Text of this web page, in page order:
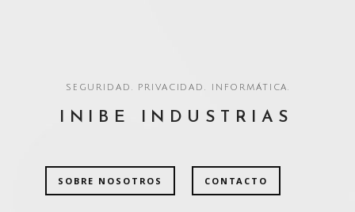
INIBE INDUSTRIAS
SEGURIDAD. PRIVACIDAD. INFORMÁTICA.
SOBRE NOSOTROS CONTACTO